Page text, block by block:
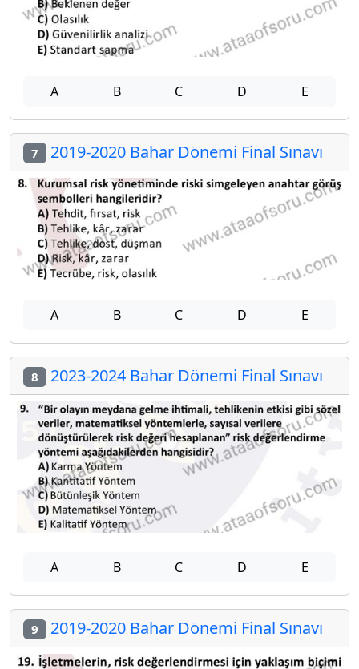
A B C D E
7 2019-2020 Bahar Dönemi Final Sınavı
A B C D E
8 2023-2024 Bahar Dönemi Final Sınavı
A B C D E
9 2019-2020 Bahar Dönemi Final Sınavı